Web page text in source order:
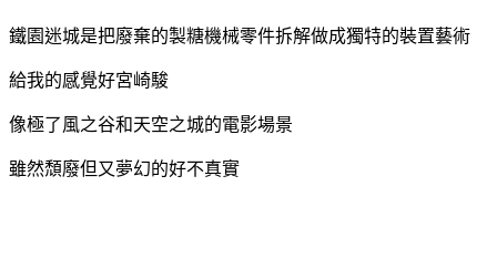
鐵園迷城是把廢棄的製糖機械零件拆解做成獨特的裝置藝術
給我的感覺好宮崎駿
像極了風之谷和天空之城的電影場景
雖然頹廢但又夢幻的好不真實